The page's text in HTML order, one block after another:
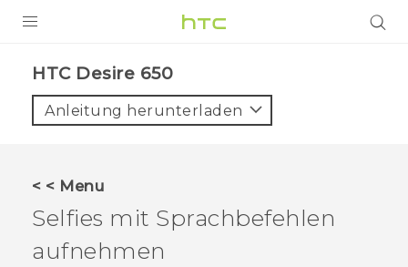
VIVE
VIVERSE
HTC Desire 650‎
Anleitung herunterladen
< < Menu
Selfies mit Sprachbefehlen
aufnehmen